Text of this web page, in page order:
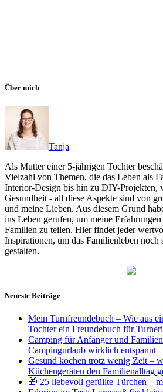
Über mich
Tanja
Als Mutter einer 5-jährigen Tochter
Vielzahl von Themen, die das Leben als
Interior-Design bis hin zu DIY-Projekten,
Gesundheit - all diese Aspekte sind von
und meine Lieben. Aus diesem Grund
ins Leben gerufen, um meine
Familien zu teilen. Hier findet jeder
Inspirationen, um das Familienleben noch
gestalten.
Neueste Beiträge
Mein Turnfreundebuch – Wie aus
Tochter ein Freundebuch für
Camping für Anfänger und
Campingurlaub wirklich entspannt
Gesund kochen trotz wenig Zeit –
Küchengeräten den Familienalltag
🎁 25 liebevoll gefüllte Türchen –